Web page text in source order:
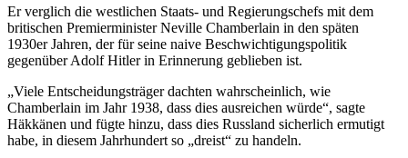
Er verglich die westlichen Staats- und Regierungschefs mit dem
britischen Premierminister Neville Chamberlain in den späten
1930er Jahren, der für seine naive Beschwichtigungspolitik
gegenüber Adolf Hitler in Erinnerung geblieben ist.
„Viele Entscheidungsträger dachten wahrscheinlich, wie
Chamberlain im Jahr 1938, dass dies ausreichen würde“, sagte
Häkkänen und fügte hinzu, dass dies Russland sicherlich ermutigt
habe, in diesem Jahrhundert so „dreist“ zu handeln.